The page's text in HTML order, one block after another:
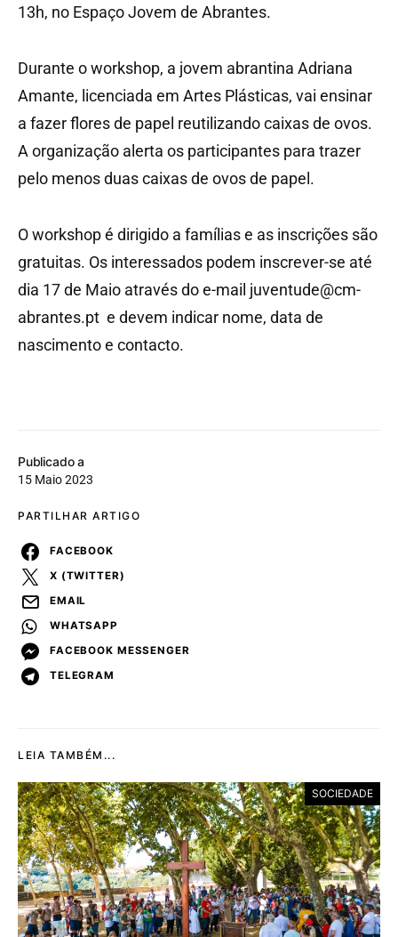
Publicado a
15 Maio 2023
PARTILHAR ARTIGO
FACEBOOK
X (TWITTER)
EMAIL
WHATSAPP
FACEBOOK MESSENGER
TELEGRAM
13h, no Espaço Jovem de Abrantes.
Durante o workshop, a jovem abrantina Adriana
Amante, licenciada em Artes Plásticas, vai ensinar
a fazer flores de papel reutilizando caixas de ovos.
A organização alerta os participantes para trazer
pelo menos duas caixas de ovos de papel.
O workshop é dirigido a famílias e as inscrições são
gratuitas. Os interessados podem inscrever-se até
dia 17 de Maio através do e-mail juventude@cm-
abrantes.pt e devem indicar nome, data de
nascimento e contacto.
LEIA TAMBÉM...
SOCIEDADE